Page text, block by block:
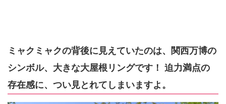
ミャクミャクの背後に見えていたのは、関西万博の
シンボル、大きな大屋根リングです！ 迫力満点の
存在感に、つい見とれてしまいますよ。